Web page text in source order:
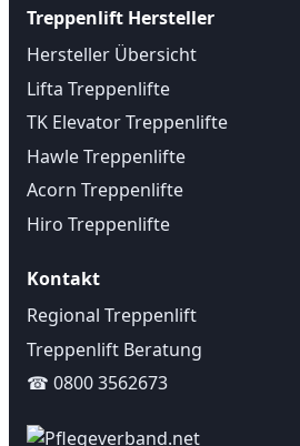
Treppenlift Hersteller
Hersteller Übersicht
Lifta Treppenlifte
TK Elevator Treppenlifte
Hawle Treppenlifte
Acorn Treppenlifte
Hiro Treppenlifte
Kontakt
Regional Treppenlift
Treppenlift Beratung
☎ 0800 3562673